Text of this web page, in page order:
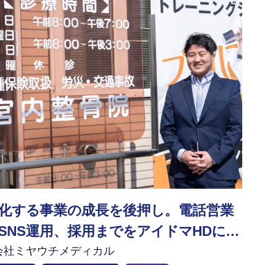
する事業の成長を後押し。電話営業
運用、採用までをアイドマHDに委
スタッフが施術に集中できる環境を
社ミヤウチメディカル